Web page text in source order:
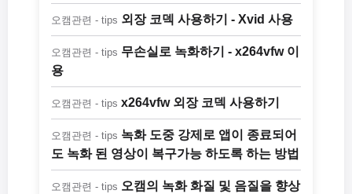
오캠관련 - tips 외장 코덱 사용하기 - Xvid 사용
오캠관련 - tips 무손실로 녹화하기 - x264vfw 이
용
오캠관련 - tips x264vfw 외장 코덱 사용하기
오캠관련 - tips 녹화 도중 강제로 앱이 종료되어
도 녹화 된 영상이 복구가능 하도록 하는 방법
오캠관련 - tips 오캠의 녹화 화질 및 음질을 향상